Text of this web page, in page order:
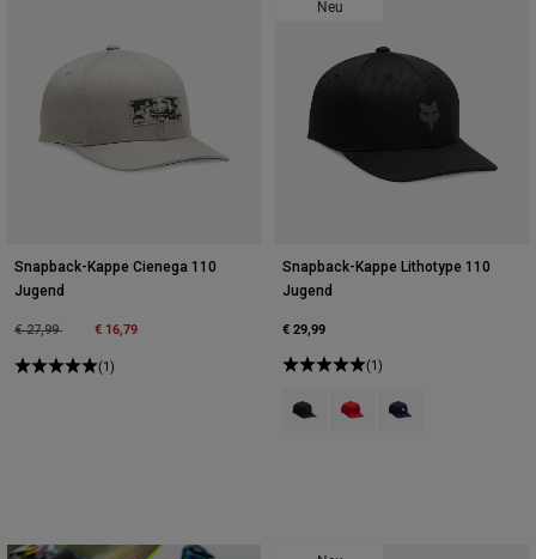
Snapback-Kappe Cienega 110
Jugend
Price reduced from
€ 27,99to € 16,79
(1)
Neu
Snapback-Kappe Lithotype 110
Jugend
€ 29,99
(1)
Product swatch type of Schwarz.
Product swatch type of
Product swatch